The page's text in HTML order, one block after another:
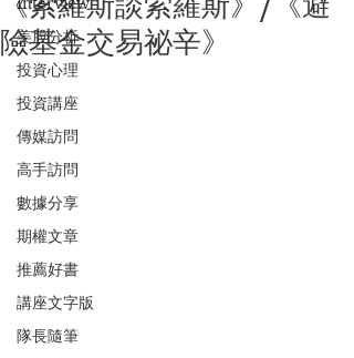
美股分析
投資心理
投資講座
傳媒訪問
高手訪問
數據分享
期權文章
推薦好書
講座文字版
隊長隨筆
險基金交易祕辛》